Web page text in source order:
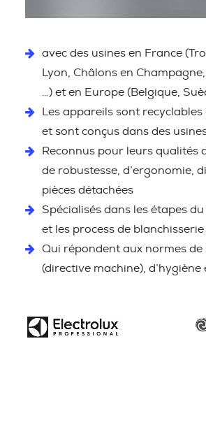
avec des usines en France
Lyon, Châlons en
…) et en Europe (Belgique,
Les appareils sont
et sont conçus dans des
Reconnus pour leurs qualités
de robustesse, d’ergonomie,
pièces détachées
Spécialisés dans les étapes
et les process de blanchisserie
Qui répondent aux normes de
(directive machine), d’hygiène